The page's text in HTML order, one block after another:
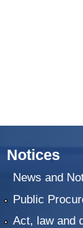
Notices
News and
Public
Act, law and